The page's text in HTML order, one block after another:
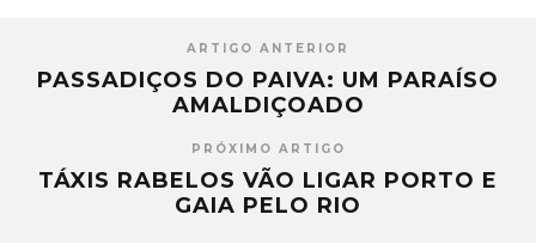
ARTIGO ANTERIOR
PASSADIÇOS DO PAIVA: UM PARAÍSO
AMALDIÇOADO
PRÓXIMO ARTIGO
TÁXIS RABELOS VÃO LIGAR PORTO E
GAIA PELO RIO